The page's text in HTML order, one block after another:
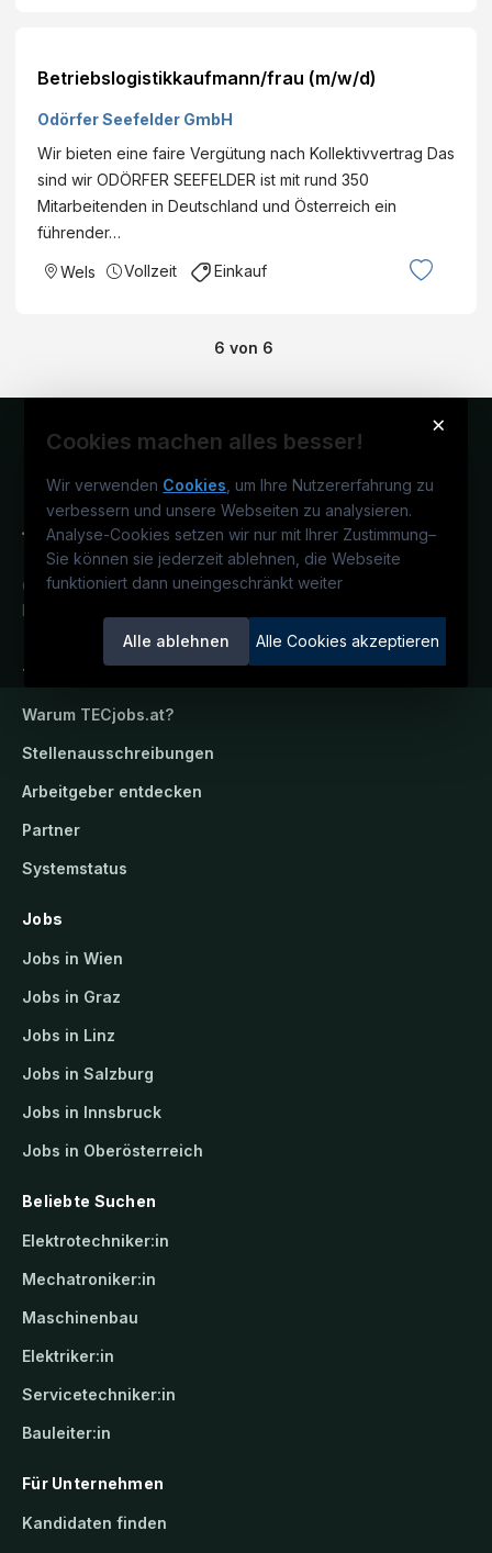
Betriebslogistikkaufmann/frau (m/w/d)
Odörfer Seefelder GmbH
Wir bieten eine faire Vergütung nach Kollektivvertrag Das
sind wir ODÖRFER SEEFELDER ist mit rund 350
Mitarbeitenden in Deutschland und Österreich ein
führender…
Wels Vollzeit Einkauf
6 von 6
×
Cookies machen alles besser!
Wir verwenden Cookies , um Ihre Nutzererfahrung zu
verbessern und unsere Webseiten zu analysieren.
Analyse-Cookies setzen wir nur mit Ihrer Zustimmung–
Sie können sie jederzeit ablehnen, die Webseite
funktioniert dann uneingeschränkt weiter
Alle ablehnen Alle Cookies akzeptieren
Österreichs technisches Karriereportal.
Ein Service der candidatis GmbH.
TECjobs.at
Warum TECjobs.at?
Stellenausschreibungen
Arbeitgeber entdecken
Partner
Systemstatus
Jobs
Jobs in Wien
Jobs in Graz
Jobs in Linz
Jobs in Salzburg
Jobs in Innsbruck
Jobs in Oberösterreich
Beliebte Suchen
Elektrotechniker:in
Mechatroniker:in
Maschinenbau
Elektriker:in
Servicetechniker:in
Bauleiter:in
Für Unternehmen
Kandidaten finden